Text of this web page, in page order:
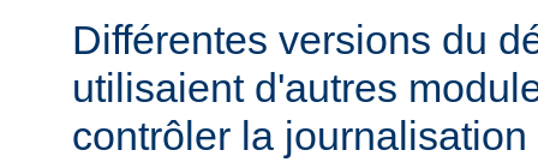
Différentes versions du
utilisaient d'autres
contrôler la